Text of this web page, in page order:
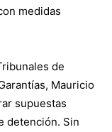
medidas
de
Mauricio
supuestas
detención. Sin